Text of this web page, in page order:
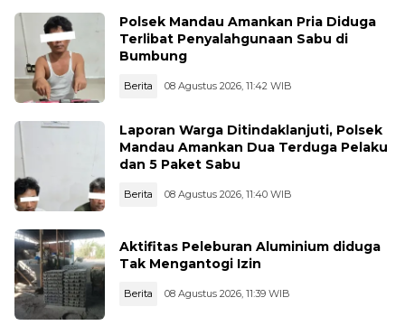
Polsek Mandau Amankan Pria Diduga
Terlibat Penyalahgunaan Sabu di
Bumbung
Berita 08 Agustus 2026, 11:42 WIB
Laporan Warga Ditindaklanjuti, Polsek
Mandau Amankan Dua Terduga Pelaku
dan 5 Paket Sabu
Berita 08 Agustus 2026, 11:40 WIB
Aktifitas Peleburan Aluminium diduga
Tak Mengantogi Izin
Berita 08 Agustus 2026, 11:39 WIB